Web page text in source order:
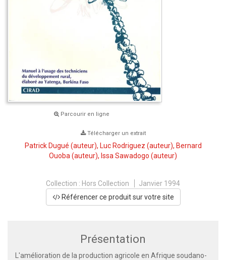
Parcourir en ligne
Télécharger un extrait
Patrick Dugué (auteur), Luc Rodriguez (auteur), Bernard
Ouoba (auteur), Issa Sawadogo (auteur)
Collection : Hors Collection
Janvier 1994
Référencer ce produit sur votre site
Présentation
L'amélioration de la production agricole en Afrique soudano-